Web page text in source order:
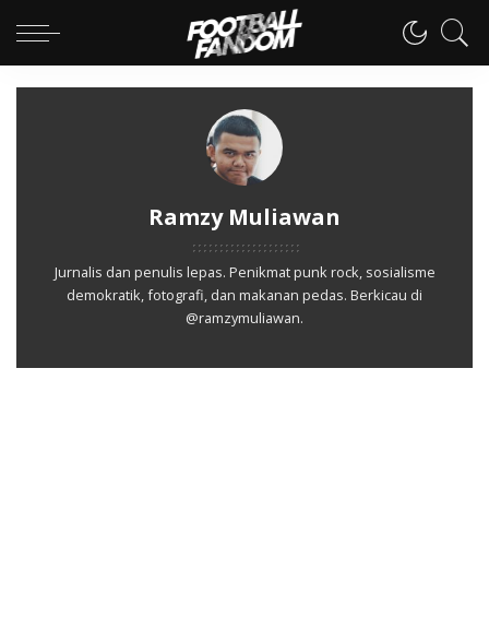
Ramzy Muliawan
Jurnalis dan penulis lepas. Penikmat punk rock, sosialisme
demokratik, fotografi, dan makanan pedas. Berkicau di
@ramzymuliawan.